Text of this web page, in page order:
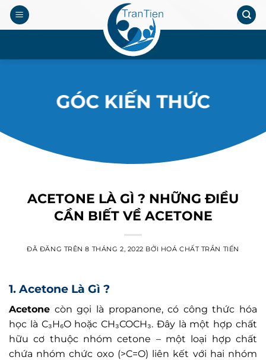
Chuyển
đến
.
GÓC KIẾN THỨC
ACETONE LÀ GÌ ? NHỮNG ĐIỀU
CẦN BIẾT VỀ ACETONE
ĐÃ ĐĂNG TRÊN8 THÁNG 2, 2022 BỞI HOÁ CHẤT TRẦN TIẾN
1. Acetone Là Gì ?
Acetone còn gọi là propanone, có công thức hóa
học là C₃H₆O hoặc CH₃COCH₃. Đây là một hợp chất
hữu cơ thuộc nhóm cetone – một loại hợp chất
chứa nhóm chức oxo (>C=O) liên kết với hai nhóm